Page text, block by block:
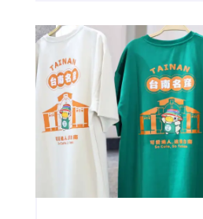
專區，將健走、量血壓、量
康行動融入日常生活，透過
制，鼓勵全民從生活型態改變
病風險，打造全民健康新生態